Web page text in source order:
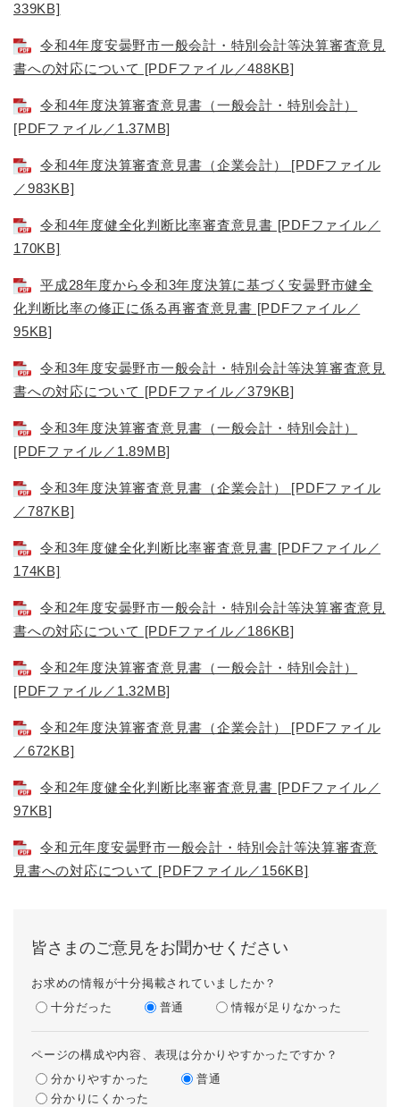
339KB]
令和4年度安曇野市一般会計・特別会計等決算審査意見
書への対応について [PDFファイル／488KB]
令和4年度決算審査意見書（一般会計・特別会計）
[PDFファイル／1.37MB]
令和4年度決算審査意見書（企業会計） [PDFファイル
／983KB]
令和4年度健全化判断比率審査意見書 [PDFファイル／
170KB]
平成28年度から令和3年度決算に基づく安曇野市健全
化判断比率の修正に係る再審査意見書 [PDFファイル／
95KB]
令和3年度安曇野市一般会計・特別会計等決算審査意見
書への対応について [PDFファイル／379KB]
令和3年度決算審査意見書（一般会計・特別会計）
[PDFファイル／1.89MB]
令和3年度決算審査意見書（企業会計） [PDFファイル
／787KB]
令和3年度健全化判断比率審査意見書 [PDFファイル／
174KB]
令和2年度安曇野市一般会計・特別会計等決算審査意見
書への対応について [PDFファイル／186KB]
令和2年度決算審査意見書（一般会計・特別会計）
[PDFファイル／1.32MB]
令和2年度決算審査意見書（企業会計） [PDFファイル
／672KB]
令和2年度健全化判断比率審査意見書 [PDFファイル／
97KB]
令和元年度安曇野市一般会計・特別会計等決算審査意
見書への対応について [PDFファイル／156KB]
皆さまのご意見をお聞かせください
お求めの情報が十分掲載されていましたか？
十分だった
普通 情報が足りなかった
ページの構成や内容、表現は分かりやすかったですか？
分かりやすかった
普通
分かりにくかった